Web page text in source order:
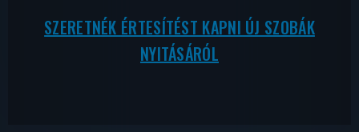
SZERETNÉK ÉRTESÍTÉST KAPNI ÚJ SZOBÁK
NYITÁSÁRÓL